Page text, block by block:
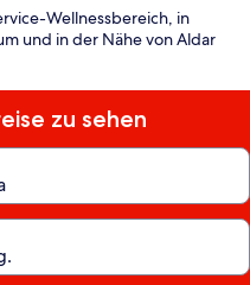
Wellnessbereich, in
und in der Nähe von Aldar
zu sehen